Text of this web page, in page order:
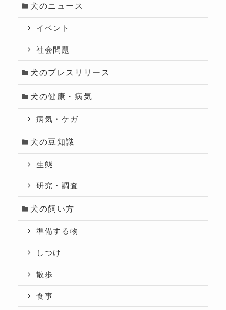
犬のニュース
イベント
社会問題
犬のプレスリリース
犬の健康・病気
病気・ケガ
犬の豆知識
生態
研究・調査
犬の飼い方
準備する物
しつけ
散歩
食事